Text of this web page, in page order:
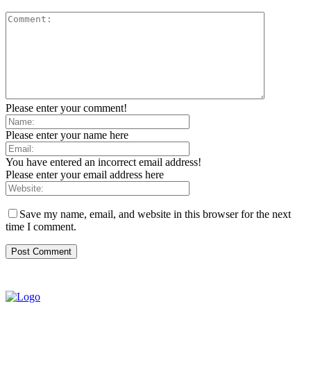
Please enter your comment!
Please enter your name here
You have entered an incorrect email address!
Please enter your email address here
Save my name, email, and website in this browser for the next
time I comment.